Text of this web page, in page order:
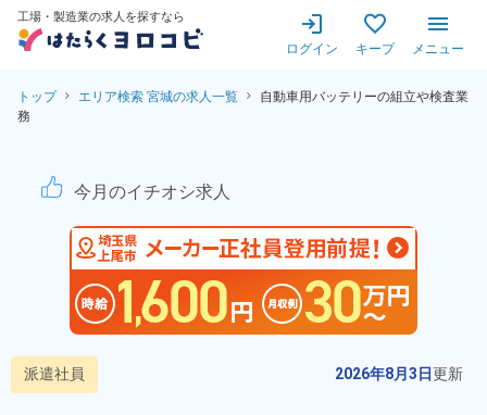
工場・製造業の求人を探すなら
ログイン キープ メニュー
トップ エリア検索 宮城の求人一覧
自動車用バッテリーの組立や検査業
務
自動車用バッテリーの組立
今月のイチオシ求人
派遣社員 2026年8月3日更新